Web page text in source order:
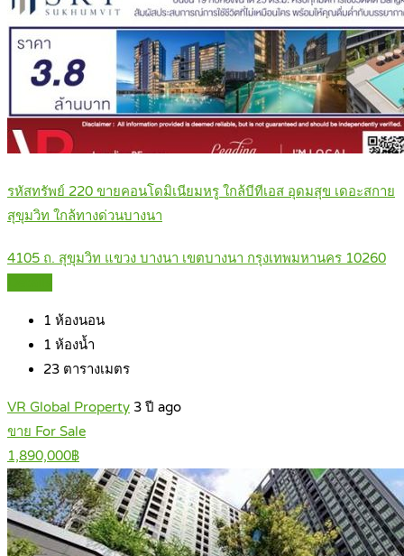
รหัสทรัพย์ 220 ขายคอนโดมิเนียมหรู ใกล้บีทีเอส อุดมสุข เดอะสกาย
สุขุมวิท ใกล้ทางด่วนบางนา
4105 ถ. สุขุมวิท แขวง บางนา เขตบางนา กรุงเทพมหานคร 10260
1 ห้องนอน
1 ห้องน้ำ
23 ตารางเมตร
VR Global Property 3 ปี ago
ขาย For Sale
1,890,000฿